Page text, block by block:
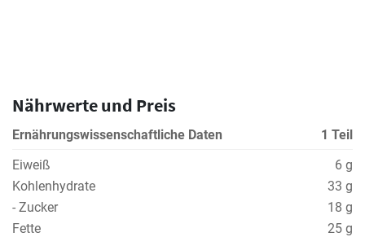
Nährwerte und Preis
Ernährungswissenschaftliche Daten
1 Teil
Eiweiß
6 g
Kohlenhydrate
33 g
- Zucker
18 g
Fette
25 g